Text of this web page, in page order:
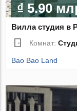
₫ 5.90
Вилла студия в
Комнат:
Bao Bao Land